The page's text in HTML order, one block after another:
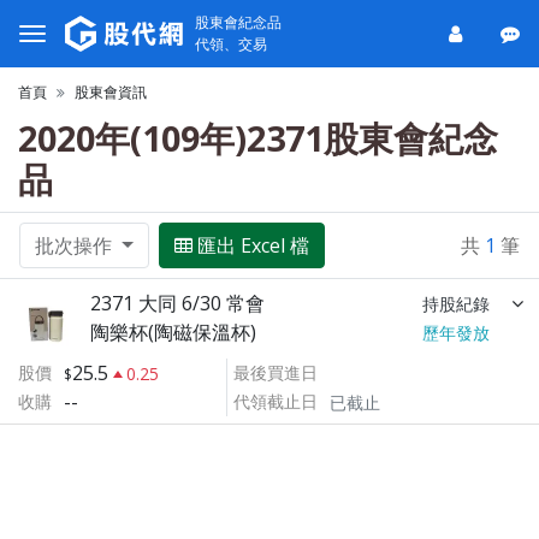
股東會紀念品
代領、交易
首頁 股東會資訊
2020年(109年)2371股東會紀念
品
批次操作 匯出 Excel 檔 共 1 筆
2371 大同 6/30 常會 持股紀錄
陶樂杯(陶磁保溫杯)
歷年發放
股價
25.5
0.25
收購 --
最後買進日
代領截止日
已截止